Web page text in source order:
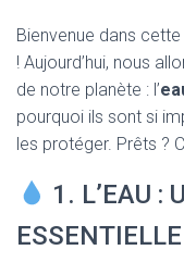
Bienvenue dans
! Aujourd’hui, nous
de notre planète : l’
pourquoi ils sont si
les protéger. Prêts ?
1. L’EAU :
ESSENTIELLE